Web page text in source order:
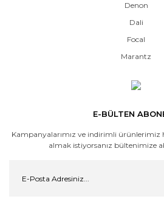
Denon
Dali
Focal
Marantz
E-BÜLTEN
Kampanyalarımız ve indirimli ürünlerimiz
almak istiyorsanız bültenimize